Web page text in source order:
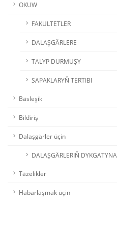
OKUW
FAKULTETLER
DALAŞGÄRLERE
TALYP DURMUŞY
SAPAKLARYŇ TERTIBI
Bäsleşik
Bildiriş
Dalaşgärler üçin
DALAŞGÄRLERIŇ DYKGATYNA
Täzelikler
Habarlaşmak üçin